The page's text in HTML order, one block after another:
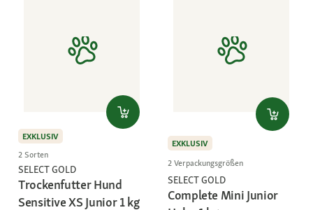
EXKLUSIV
2 Sorten
SELECT GOLD
Trockenfutter Hund
Sensitive XS Junior 1 kg
EXKLUSIV
2 Verpackungsgrößen
SELECT GOLD
Complete Mini Junior